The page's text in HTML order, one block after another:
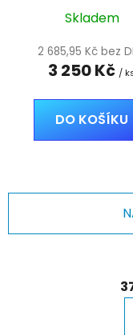
Skladem
2 685,95 Kč bez
3 250 Kč /
DO KOŠÍKU